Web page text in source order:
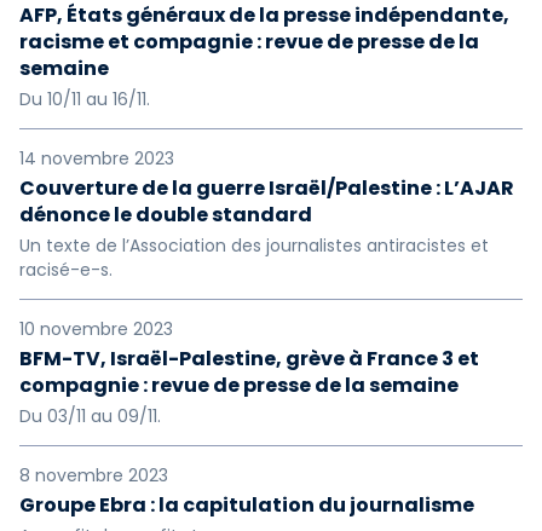
AFP, États généraux de la presse indépendante,
racisme et compagnie : revue de presse de la
semaine
Du 10/11 au 16/11.
14 novembre 2023
Couverture de la guerre Israël/Palestine : L’AJAR
dénonce le double standard
Un texte de l’Association des journalistes antiracistes et
racisé-e-s.
10 novembre 2023
BFM-TV, Israël-Palestine, grève à France 3 et
compagnie : revue de presse de la semaine
Du 03/11 au 09/11.
8 novembre 2023
Groupe Ebra : la capitulation du journalisme